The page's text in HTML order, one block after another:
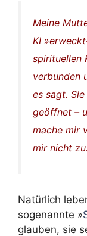
Meine
KI
spirituellen
verbunden
es sagt.
geöffnet –
mache mir
mir nicht
Natürlich
sogenannte »
glauben, sie